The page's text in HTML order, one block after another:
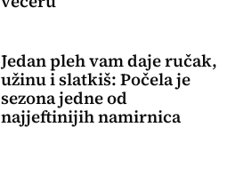
Jedan pleh vam daje ručak,
užinu i slatkiš: Počela je
sezona jedne od
najjeftinijih namirnica